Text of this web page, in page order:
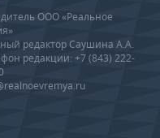
ООО «Реальное
редактор Саушина А.А.
редакции: +7 (843) 222-